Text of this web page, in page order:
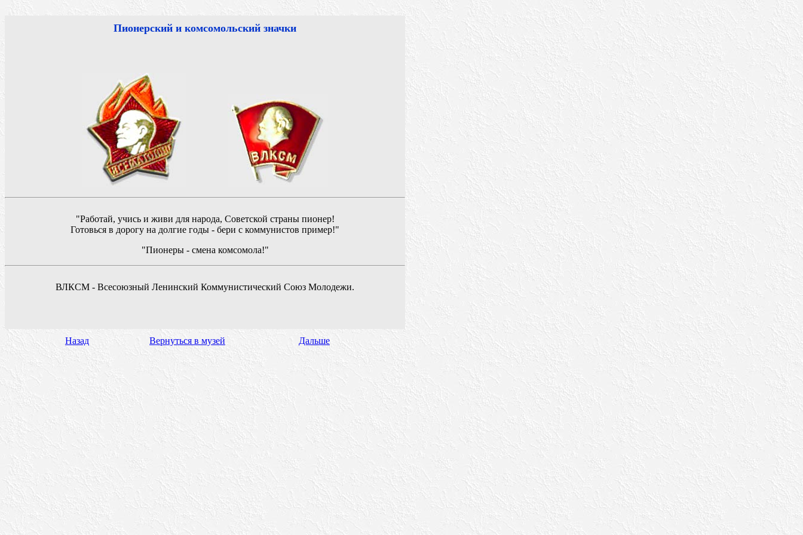
Пионерский и комсомольский значки
"Работай, учись и живи для народа, Советской страны пионер!
Готовься в дорогу на долгие годы - бери с коммунистов пример!"
"Пионеры - смена комсомола!"
ВЛКСМ - Всесоюзный Ленинский Коммунистический Союз Молодежи.
Назад Вернуться в музей Дальше